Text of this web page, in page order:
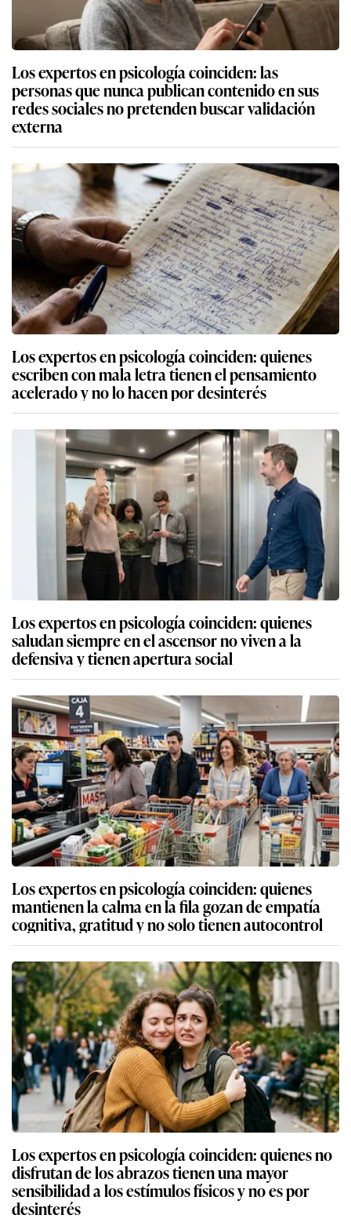
Los expertos en psicología coinciden: las
personas que nunca publican contenido en sus
redes sociales no pretenden buscar validación
externa
Los expertos en psicología coinciden: quienes
escriben con mala letra tienen el pensamiento
acelerado y no lo hacen por desinterés
Los expertos en psicología coinciden: quienes
saludan siempre en el ascensor no viven a la
defensiva y tienen apertura social
Los expertos en psicología coinciden: quienes
mantienen la calma en la fila gozan de empatía
cognitiva, gratitud y no solo tienen autocontrol
Los expertos en psicología coinciden: quienes no
disfrutan de los abrazos tienen una mayor
sensibilidad a los estímulos físicos y no es por
desinterés